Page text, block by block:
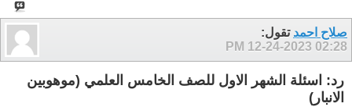
صلاح احمد تقول:
12-24-2023 02:28 PM
رد: اسئلة الشهر الاول للصف الخامس العلمي (موهوبين
الانبار)